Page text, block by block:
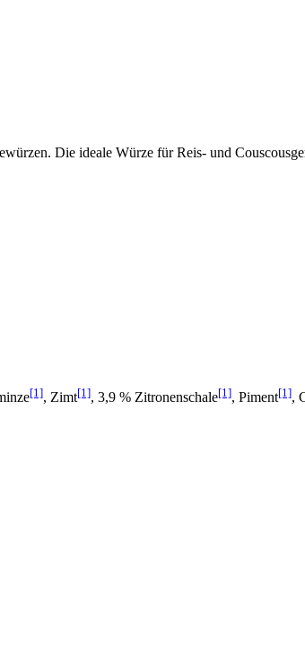
Die ideale Würze für Reis- und
[1], Zimt[1], 3,9 % Zitronenschale[1], Piment[1],